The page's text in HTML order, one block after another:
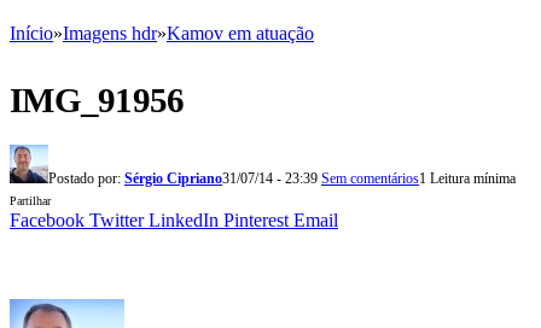
Início»Imagens hdr»Kamov em atuação
IMG_91956
Postado por: Sérgio Cipriano31/07/14 - 23:39 Sem comentários1 Leitura mínima
Partilhar
Facebook Twitter LinkedIn Pinterest Email